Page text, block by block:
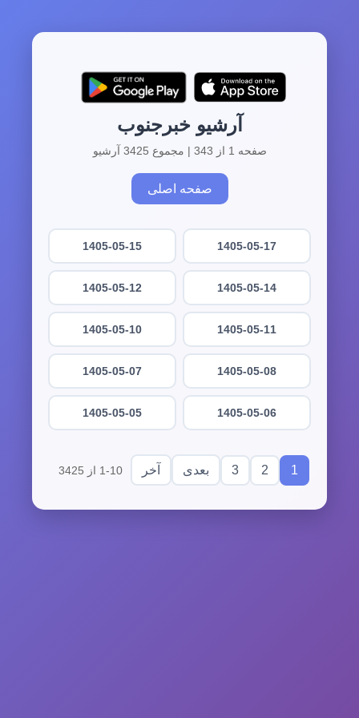
آرشیو خبرجنوب
صفحه 1 از 343 | مجموع 3425 آرشیو
صفحه اصلی
1405-05-17
1405-05-15
1405-05-14
1405-05-12
1405-05-11
1405-05-10
1405-05-08
1405-05-07
1405-05-06
1405-05-05
1
2
3 بعدی آخر 1-10 از 3425